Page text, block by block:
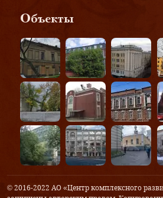
Объекты
© 2016-2022 АО «Центр комплексного